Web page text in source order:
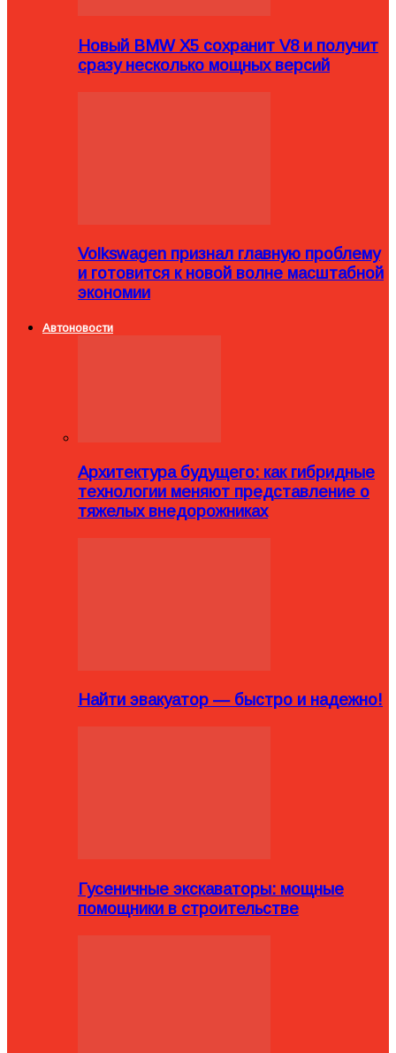
Новый BMW X5 сохранит V8 и получит
сразу несколько мощных версий
Volkswagen признал главную проблему
и готовится к новой волне масштабной
экономии
Автоновости
Архитектура будущего: как гибридные
технологии меняют представление о
тяжелых внедорожниках
Найти эвакуатор — быстро и надежно!
Гусеничные экскаваторы: мощные
помощники в строительстве